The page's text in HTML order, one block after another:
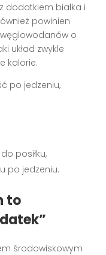
dodatkiem białka i
powinien
węglowodanów o
układ zwykle
kalorie.
po jedzeniu,
posiłku,
po jedzeniu.
to
środowiskowym